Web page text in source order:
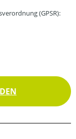
(GPSR):